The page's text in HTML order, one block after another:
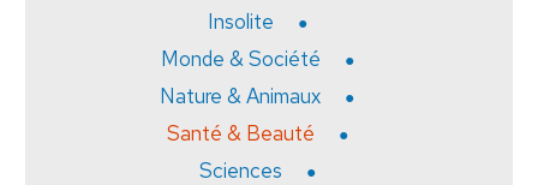
Insolite
Monde & Société
Nature & Animaux
Santé & Beauté
Sciences